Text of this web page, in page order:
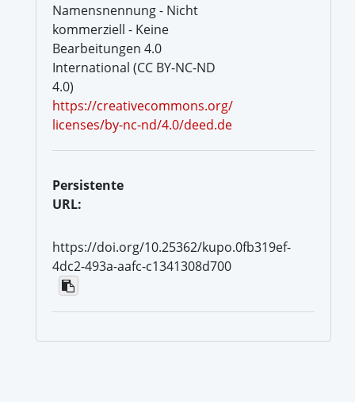
Namensnennung - Nicht
kommerziell - Keine
Bearbeitungen 4.0
International (CC BY-NC-ND
4.0)
https://creativecommons.org/
licenses/by-nc-nd/4.0/deed.de
Persistente
URL:
https://doi.org/10.25362/kupo.0fb319ef-
4dc2-493a-aafc-c1341308d700